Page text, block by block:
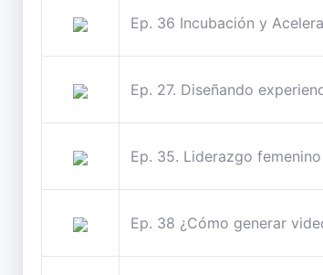
Ep. 36 Incubación y
Ep. 27. Diseñando
Ep. 35. Liderazgo
Ep. 38 ¿Cómo generar